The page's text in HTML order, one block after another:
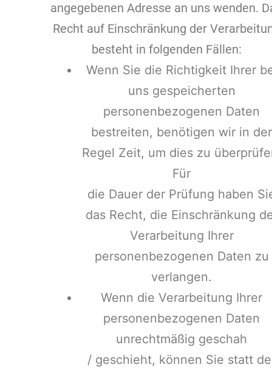
angegebenen Adresse an uns wenden.
Recht auf Einschränkung der
besteht in folgenden Fällen:
Wenn Sie die Richtigkeit Ihrer
uns gespeicherten
personenbezogenen Daten
bestreiten, benötigen wir in der
Regel Zeit, um dies zu
Für
die Dauer der Prüfung haben
das Recht, die Einschränkung
Verarbeitung Ihrer
personenbezogenen Daten zu
verlangen.
Wenn die Verarbeitung Ihrer
personenbezogenen Daten
unrechtmäßig geschah
/ geschieht, können Sie statt